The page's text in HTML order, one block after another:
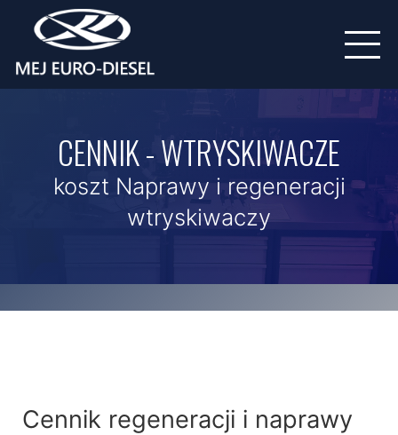
CENNIK - WTRYSKIWACZE
koszt Naprawy i regeneracji
wtryskiwaczy
Cennik regeneracji i naprawy